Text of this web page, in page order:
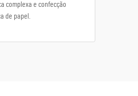
complexa e confecção
de papel.